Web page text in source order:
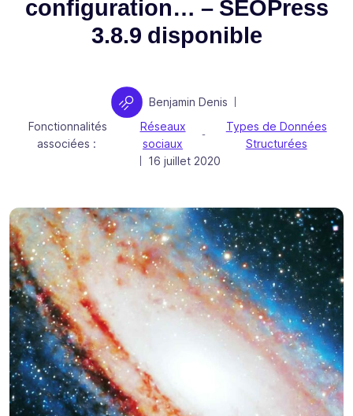
configuration… – SEOPress
3.8.9 disponible
Auteur
Benjamin Denis
Fonctionnalités
associées :
Réseaux
sociaux
-
Types de Données
Structurées
Publié le
16 juillet 2020